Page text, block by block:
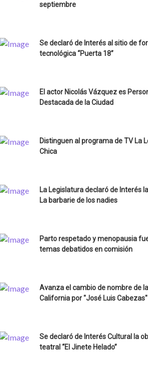
septiembre
Se declaró de Interés al sitio de
tecnológica “Puerta 18”
El actor Nicolás Vázquez es
Destacada de la Ciudad
Distinguen al programa de TV La
Chica
La Legislatura declaró de Interés
La barbarie de los nadies
Parto respetado y menopausia
temas debatidos en comisión
Avanza el cambio de nombre de
California por "José Luis Cabezas"
Se declaró de Interés Cultural la
teatral “El Jinete Helado”